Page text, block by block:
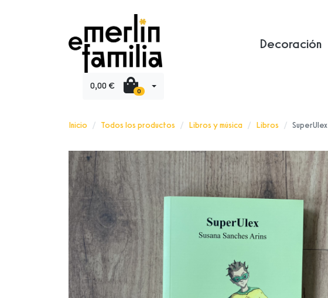
Decoración
0,00 € 0
Inicio Todos los productos Libros y música Libros SuperUlex